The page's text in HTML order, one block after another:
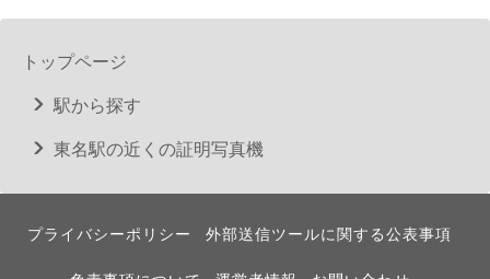
トップページ
駅から探す
東名駅の近くの証明写真機
プライバシーポリシー 外部送信ツールに関する公表事項